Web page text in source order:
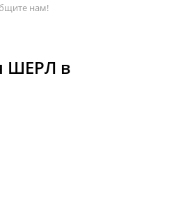
нам!
ШЕРЛ в